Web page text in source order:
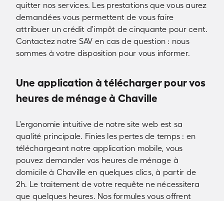
quitter nos services. Les prestations que vous aurez
demandées vous permettent de vous faire
attribuer un crédit d'impôt de cinquante pour cent.
Contactez notre SAV en cas de question : nous
sommes à votre disposition pour vous informer.
Une application à télécharger pour vos
heures de ménage à Chaville
L'ergonomie intuitive de notre site web est sa
qualité principale. Finies les pertes de temps : en
téléchargeant notre application mobile, vous
pouvez demander vos heures de ménage à
domicile à Chaville en quelques clics, à partir de
2h. Le traitement de votre requête ne nécessitera
que quelques heures. Nos formules vous offrent